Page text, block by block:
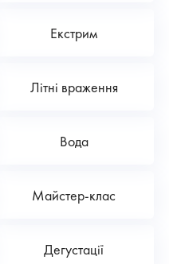
Екстрим
Літні враження
Вода
Майстер-клас
Дегустації